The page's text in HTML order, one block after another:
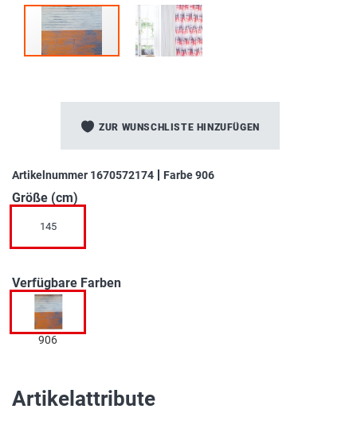
springen
ZUR WUNSCHLISTE HINZUFÜGEN
Artikelnummer 1670572174 Farbe906
Größe (cm)
145
Verfügbare Farben
906
Artikelattribute